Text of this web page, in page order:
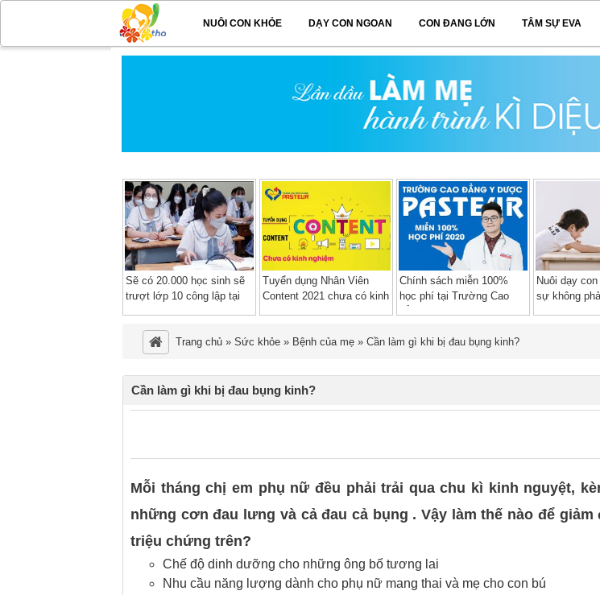
NUÔI CON KHỎE DẠY CON NGOAN CON ĐANG LỚN TÂM SỰ EVA
Sẽ có 20.000 học sinh sẽ
trượt lớp 10 công lập tại
Tuyển dụng Nhân Viên
Content 2021 chưa có kinh
Chính sách miễn 100%
học phí tại Trường Cao
Nuôi dạy
sự không
Trang chủ » Sức khỏe » Bệnh của mẹ » Cần làm gì khi bị đau bụng kinh?
Cần làm gì khi bị đau bụng kinh?
Mỗi tháng chị em phụ nữ đều phải trải qua chu kì kinh nguyệt,
những cơn đau lưng và cả đau cả bụng . Vậy làm thế nào để
triệu chứng trên?
Chế độ dinh dưỡng cho những ông bố tương lai
Nhu cầu năng lượng dành cho phụ nữ mang thai và mẹ cho con bú